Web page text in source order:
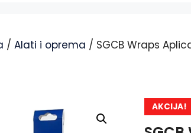
/ Alati i oprema / SGCB Wraps
AKCIJA!